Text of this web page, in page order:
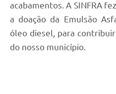
SIC
Diário Oficial
acabamentos. A SINFRA
a doação da Emulsão
óleo diesel, para
do nosso município.